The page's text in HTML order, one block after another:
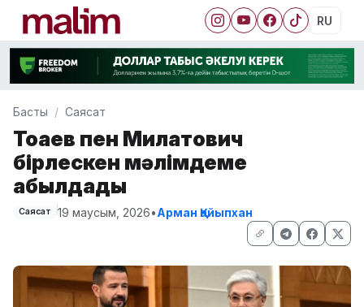
RU
Басты Саясат
Тоқаев пен Милатович
бірлескен мәлімдеме
қабылдады
Саясат 19 маусым, 2026•Арман Қайыпхан